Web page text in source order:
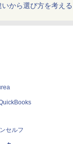
いから選び方を考える
セルフ